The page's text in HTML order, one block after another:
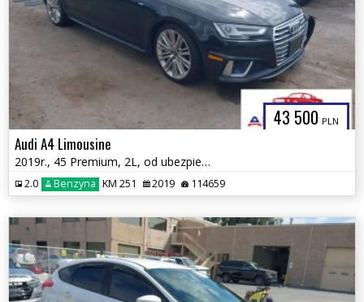
43 500 PLN
Audi A4 Limousine
2019r., 45 Premium, 2L, od ubezpieczalni
2.0 Benzyna KM 251 2019 114659